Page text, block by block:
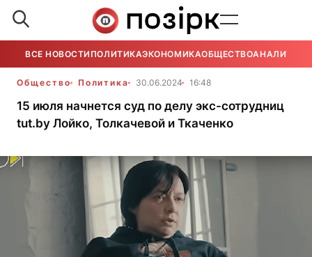
ВСЕ НОВОСТИ ПОЛИТИКАЭКОНОМИКАОБЩЕСТВОАНАЛИТИКА
Общество Политика 30.06.2024 16:48
15 июля начнется суд по делу экс-сотрудниц
tut.by Лойко, Толкачевой и Ткаченко